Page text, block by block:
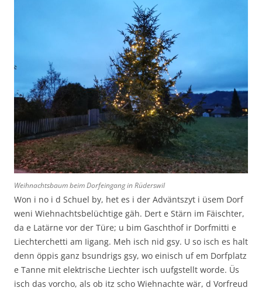
Weihnachtsbaum beim Dorfeingang in Rüderswil
Won i no i d Schuel by, het es i der Adväntszyt i üsem Dorf
weni Wiehnachtsbelüchtige gäh. Dert e Stärn im Fäischter,
da e Latärne vor der Türe; u bim Gaschthof ir Dorfmitti e
Liechterchetti am Iigang. Meh isch nid gsy. U so isch es halt
denn öppis ganz bsundrigs gsy, wo einisch uf em Dorfplatz
e Tanne mit elektrische Liechter isch uufgstellt worde. Üs
isch das vorcho, als ob itz scho Wiehnachte wär, d Vorfreud